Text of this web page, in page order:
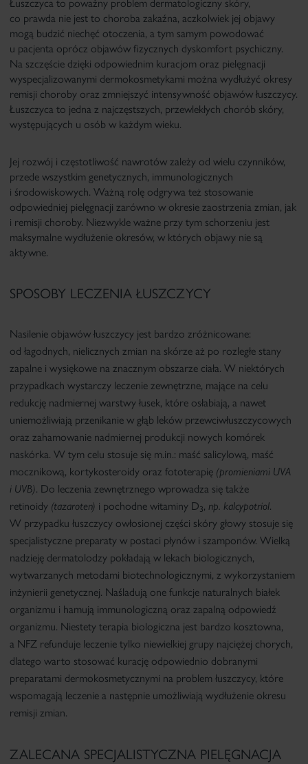
Łuszczyca to poważny problem dermatologiczny skóry,
co prawda nie jest to choroba zakaźna, aczkolwiek jej objawy
mogą budzić niechęć otoczenia, a tym samym powodować
u pacjenta oprócz objawów fizycznych dyskomfort psychiczny.
Na szczęście dzięki odpowiednim kuracjom oraz pielęgnacji
wyspecjalizowanymi dermokosmetykami można wydłużyć okresy
remisji choroby oraz zmniejszyć intensywność objawów łuszczycy.
Łuszczyca to jedna z najczęstszych, przewlekłych chorób skóry,
występujących u osób w każdym wieku.
Jej rozwój i częstotliwość nawrotów zależy od wielu czynników,
przede wszystkim genetycznych, immunologicznych
i środowiskowych. Ważną rolę odgrywa też stosowanie
odpowiedniej pielęgnacji zarówno w okresie zaostrzenia zmian, jak
i remisji choroby. Niezwykle ważne przy tym schorzeniu jest
maksymalne wydłużenie okresów, w których objawy nie są
aktywne.
SPOSOBY LECZENIA ŁUSZCZYCY
Nasilenie objawów łuszczycy jest bardzo zróżnicowane:
od łagodnych, nielicznych zmian na skórze aż po rozległe stany
zapalne i wysiękowe na znacznym obszarze ciała. W niektórych
przypadkach wystarczy leczenie zewnętrzne, mające na celu
redukcję nadmiernej warstwy łusek, które osłabiają, a nawet
uniemożliwiają przenikanie w głąb leków przewciwłuszczycowych
oraz zahamowanie nadmiernej produkcji nowych komórek
naskórka. W tym celu stosuje się m.in.: maść salicylową, maść
mocznikową, kortykosteroidy oraz fototerapię (promieniami UVA
i UVB). Do leczenia zewnętrznego wprowadza się także
retinoidy (tazaroten) i pochodnewitaminy D3, np. kalcypotriol.
W przypadku łuszczycy owłosionej części skóry głowy stosuje się
specjalistyczne preparaty w postaci płynów i szamponów. Wielką
nadzieję dermatolodzy pokładają w lekach biologicznych,
wytwarzanych metodami biotechnologicznymi, z wykorzystaniem
inżynierii genetycznej. Naśladują one funkcje naturalnych białek
organizmu i hamują immunologiczną oraz zapalną odpowiedź
organizmu. Niestety terapia biologiczna jest bardzo kosztowna,
a NFZ refunduje leczenie tylko niewielkiej grupy najciężej chorych,
dlatego warto stosować kurację odpowiednio dobranymi
preparatami dermokosmetycznymi na problem łuszczycy, które
wspomagają leczenie a następnie umożliwiają wydłużenie okresu
remisji zmian.
ZALECANA SPECJALISTYCZNA PIELĘGNACJA